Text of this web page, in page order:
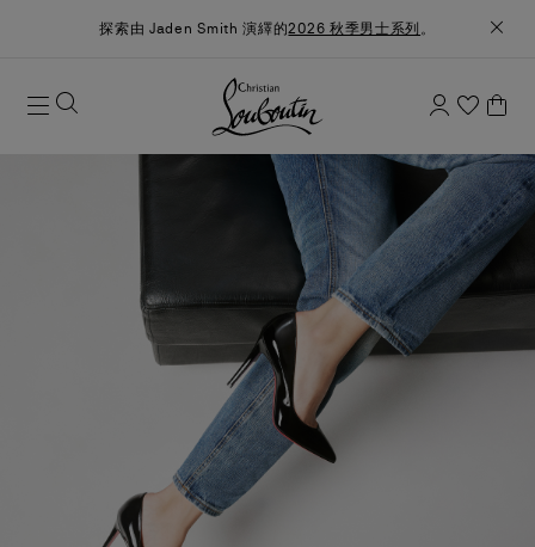
探索由 Jaden Smith 演繹的2026 秋季男士系列 。